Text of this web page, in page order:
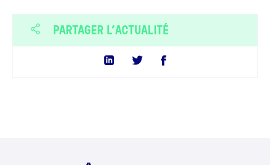
PARTAGER L’ACTUALITÉ